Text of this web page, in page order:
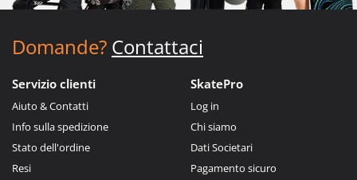
Domande? Contattaci
Servizio clienti
Aiuto & Contatti
Info sulla spedizione
Stato dell'ordine
Resi
SkatePro
Log in
Chi siamo
Dati Societari
Pagamento sicuro